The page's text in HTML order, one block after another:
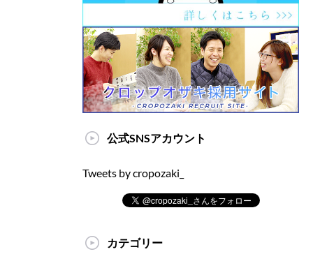
公式SNSアカウント
Tweets by cropozaki_
カテゴリー